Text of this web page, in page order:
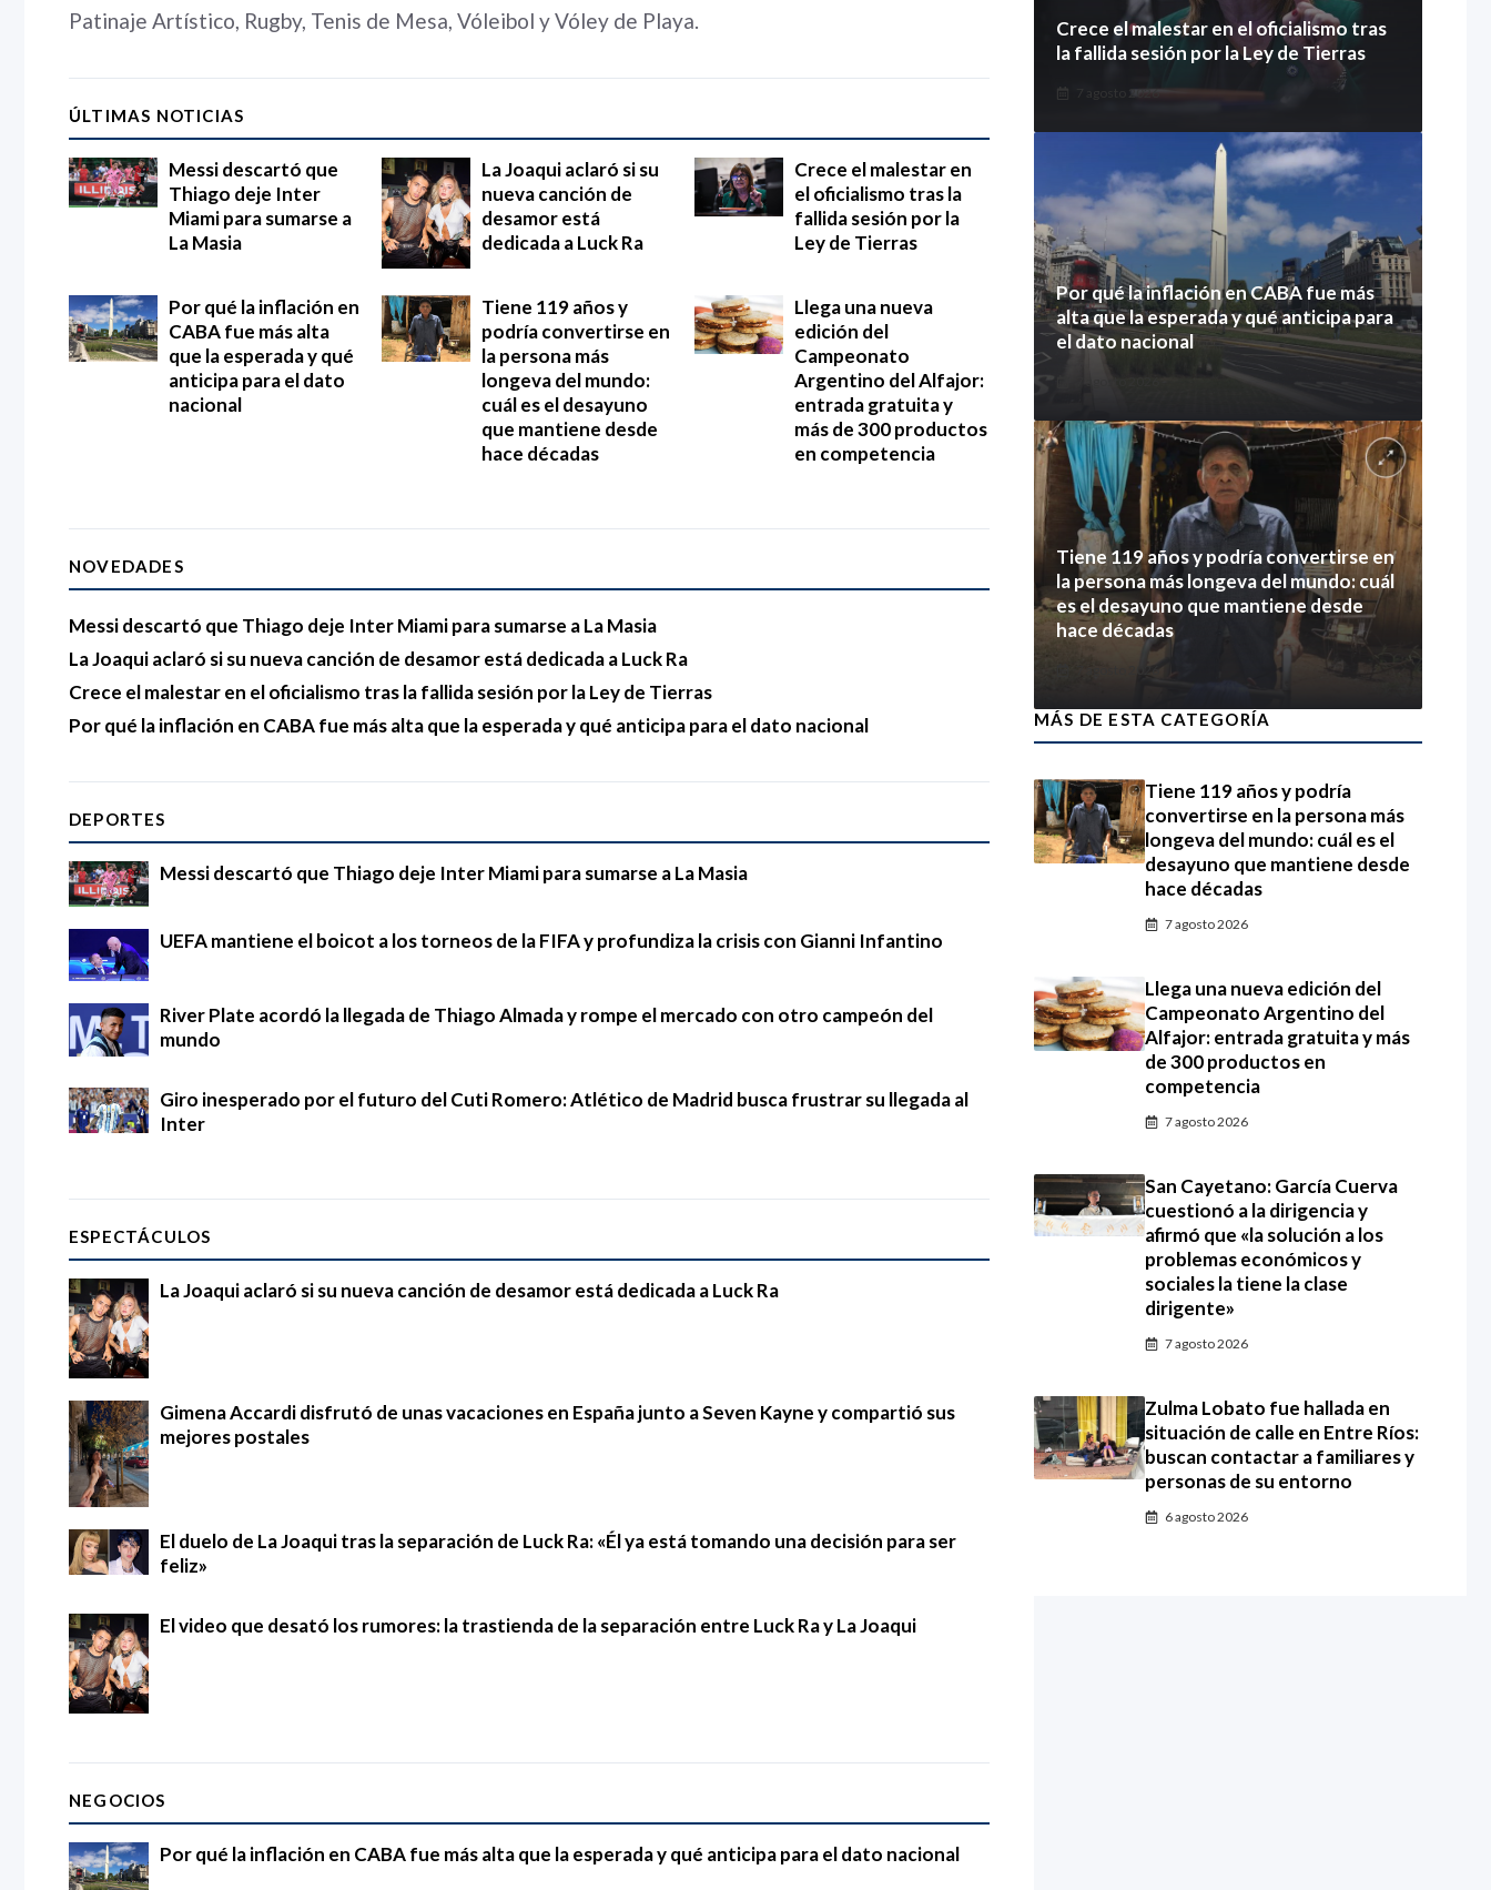
Patinaje Artístico, Rugby, Tenis de Mesa, Vóleibol y Vóley de Playa.
ÚLTIMAS NOTICIAS
Messi descartó que
Thiago deje Inter
Miami para sumarse a
La Masia
La Joaqui aclaró si su
nueva canción de
desamor está
dedicada a Luck Ra
Crece el malestar en
el oficialismo tras la
fallida sesión por la
Ley de Tierras
Por qué la inflación en
CABA fue más alta
que la esperada y qué
anticipa para el dato
nacional
Tiene 119 años y
podría convertirse en
la persona más
longeva del mundo:
cuál es el desayuno
que mantiene desde
hace décadas
Llega una nueva
edición del
Campeonato
Argentino del Alfajor:
entrada gratuita y
más de 300 productos
en competencia
NOVEDADES
Messi descartó que Thiago deje Inter Miami para sumarse a La Masia
La Joaqui aclaró si su nueva canción de desamor está dedicada a Luck Ra
Crece el malestar en el oficialismo tras la fallida sesión por la Ley de Tierras
Por qué la inflación en CABA fue más alta que la esperada y qué anticipa para el dato nacional
DEPORTES
Messi descartó que Thiago deje Inter Miami para sumarse a La Masia
UEFA mantiene el boicot a los torneos de la FIFA y profundiza la crisis con Gianni Infantino
River Plate acordó la llegada de Thiago Almada y rompe el mercado con otro campeón del
mundo
Giro inesperado por el futuro del Cuti Romero: Atlético de Madrid busca frustrar su llegada al
Inter
ESPECTÁCULOS
La Joaqui aclaró si su nueva canción de desamor está dedicada a Luck Ra
Gimena Accardi disfrutó de unas vacaciones en España junto a Seven Kayne y compartió sus
mejores postales
El duelo de La Joaqui tras la separación de Luck Ra: «Él ya está tomando una decisión para ser
feliz»
El video que desató los rumores: la trastienda de la separación entre Luck Ra y La Joaqui
NEGOCIOS
Por qué la inflación en CABA fue más alta que la esperada y qué anticipa para el dato nacional
Crece el malestar en el oficialismo tras
la fallida sesión por la Ley de Tierras
7 agosto 2026
Por qué la inflación en CABA fue más
alta que la esperada y qué anticipa para
el dato nacional
Tiene 119 años y podría convertirse en
la persona más longeva del mundo: cuál
es el desayuno que mantiene desde
hace décadas
7 agosto 2026
MÁS DE ESTA CATEGORÍA
Tiene 119 años y podría
convertirse en la persona más
longeva del mundo: cuál es el
desayuno que mantiene desde
hace décadas
7 agosto 2026
Llega una nueva edición del
Campeonato Argentino del
Alfajor: entrada gratuita y más
de 300 productos en
competencia
7 agosto 2026
San Cayetano: García Cuerva
cuestionó a la dirigencia y
afirmó que «la solución a los
problemas económicos y
sociales la tiene la clase
dirigente»
7 agosto 2026
Zulma Lobato fue hallada en
situación de calle en Entre Ríos:
buscan contactar a familiares y
personas de su entorno
6 agosto 2026